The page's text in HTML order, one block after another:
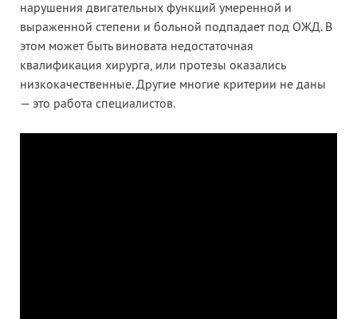
нарушения двигательных функций умеренной и
выраженной степени и больной подпадает под ОЖД. В
этом может быть виновата недостаточная
квалификация хирурга, или протезы оказались
низкокачественные. Другие многие критерии не даны
— это работа специалистов.